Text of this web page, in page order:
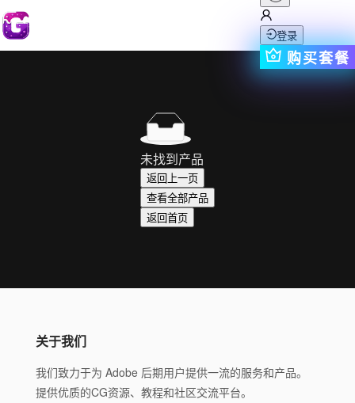
登录
购买套餐
未找到产品
返回上一页
查看全部产品
返回首页
关于我们
我们致力于为 Adobe 后期用户提供一流的服务和产品。
提供优质的CG资源、教程和社区交流平台。